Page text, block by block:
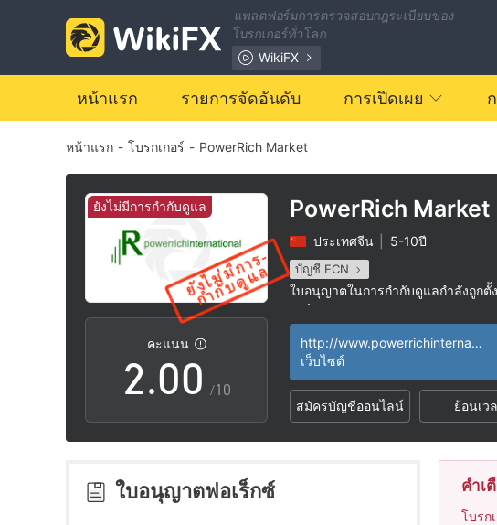
แพลตฟอร์มการตรวจสอบกฎระเบียบของ
โบรกเกอร์ทั่วโลก
WikiFX
หน้าแรก รายการจัดอันดับ การเปิดเผย
หน้าแรก - โบรกเกอร์ - PowerRich Market
ยังไม่มีการกำกับดูแล
คะแนน
0
1
2
3
4
.0
1
2
0
1
2
/10
PowerRich Market
ประเทศจีน 5-10ปี
บัญชี ECN
ใบอนุญาตในการกำกับดูแลกำลังถูกตั้
สงสัย
|
ระวังความเสี่ยงอันตรายที่อาจจะซ่อ
http://www.powerrichinternational.com/th/thhome/index
เว็บไซต์
สมัครบัญชีออนไลน์ ย้อนเว
ใบอนุญาตฟอเร็กซ์ คำเ
โบรก